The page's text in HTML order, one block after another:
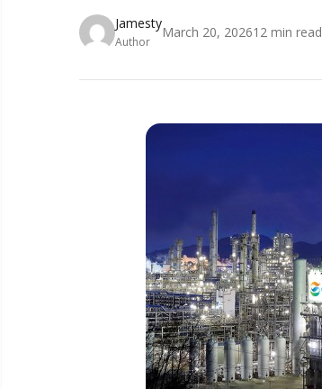
Jamesty
Author
March 20, 202612 min read